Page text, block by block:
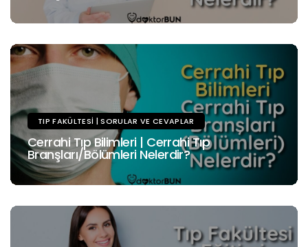
TIP FAKÜLTESI | SORULAR VE CEVAPLAR
Cerrahi Tıp Bilimleri | Cerrahi Tıp
Branşları/Bölümleri Nelerdir?